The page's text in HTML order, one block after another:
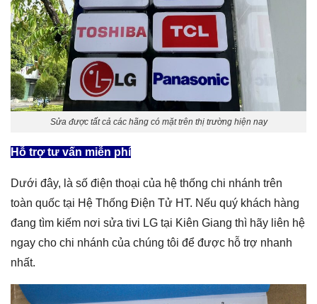
Sửa được tất cả các hãng có mặt trên thị trường hiện nay
Hỗ trợ tư vấn miễn phí
Dưới đây, là số điện thoại của hệ thống chi nhánh trên
toàn quốc tại Hệ Thống Điện Tử HT. Nếu quý khách hàng
đang tìm kiếm nơi sửa tivi LG tại Kiên Giang thì hãy liên hệ
ngay cho chi nhánh của chúng tôi để được hỗ trợ nhanh
nhất.